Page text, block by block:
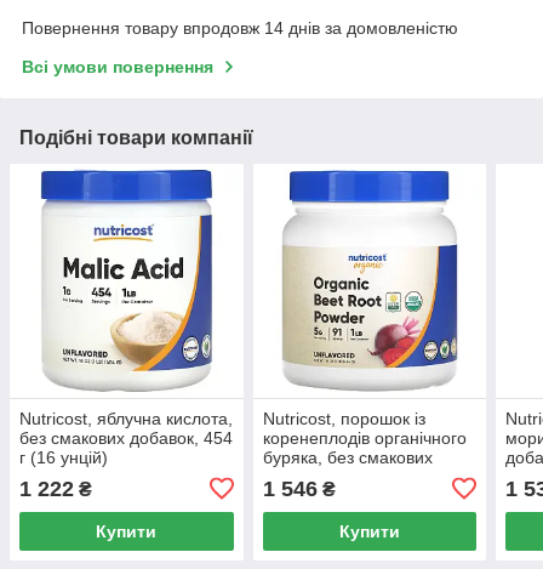
Повернення товару впродовж 14 днів за домовленістю
Всі умови повернення
Подібні товари компанії
Nutricost, яблучна кислота,
без смакових добавок, 454
г (16 унцій)
1 222 ₴
Купити
Nutricost, порошок із
коренеплодів органічного
буряка, без смакових
добавок, 454 г (16 унцій)
1 546₴
Купити
1